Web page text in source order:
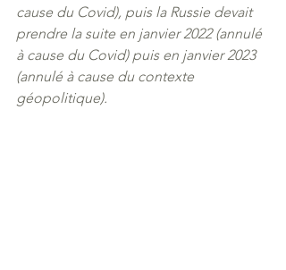
cause du Covid), puis la Russie devait
prendre la suite en janvier 2022 (annulé
à cause du Covid) puis en janvier 2023
(annulé à cause du contexte
géopolitique).